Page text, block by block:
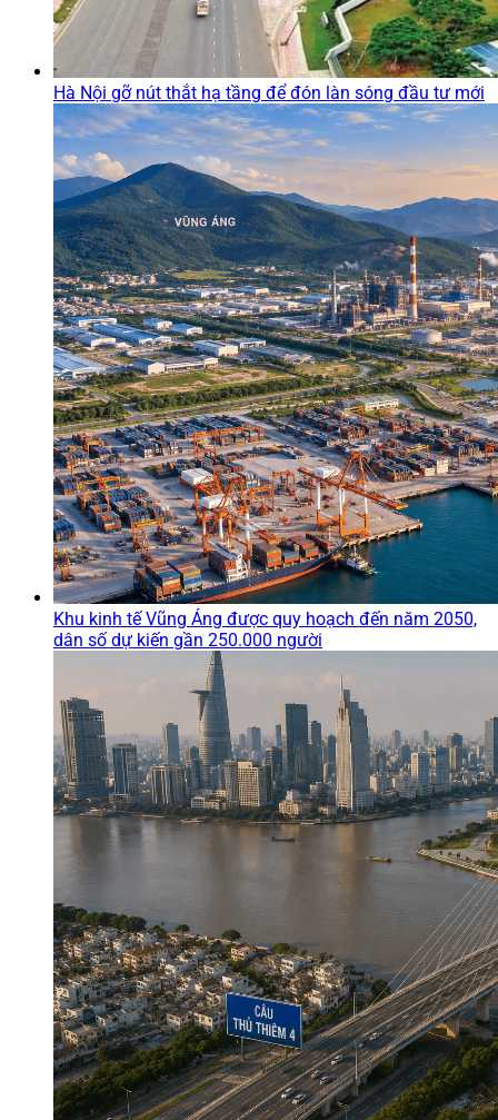
Hà Nội gỡ nút thắt hạ tầng để đón làn sóng đầu tư mới
Khu kinh tế Vũng Áng được quy hoạch đến năm 2050,
dân số dự kiến gần 250.000 người